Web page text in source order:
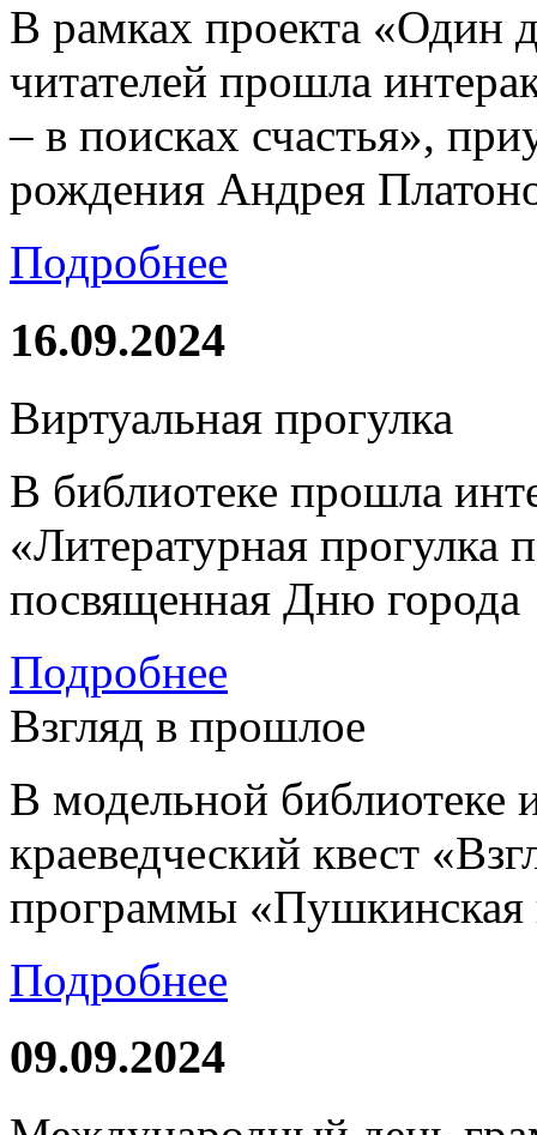
В рамках проекта «Один
читателей прошла
– в поисках счастья»,
рождения Андрея
Подробнее
16.09.2024
Виртуальная прогулка
В библиотеке прошла
«Литературная
посвященная Дню города
Подробнее
Взгляд в прошлое
В модельной
краеведческий квест
программы «Пушкинская
Подробнее
09.09.2024